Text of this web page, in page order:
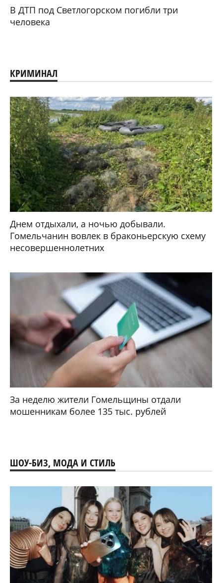
В ДТП под Светлогорском погибли три
человека
КРИМИНАЛ
Днем отдыхали, а ночью добывали.
Гомельчанин вовлек в браконьерскую схему
несовершеннолетних
За неделю жители Гомельщины отдали
мошенникам более 135 тыс. рублей
ШОУ-БИЗ, МОДА И СТИЛЬ